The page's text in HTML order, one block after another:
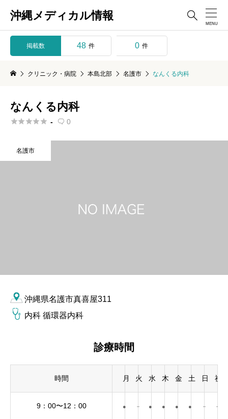
沖縄メディカル情報 
掲載数 48 件 0 件
クリニック・病院 本島北部 名護市 なんくる内科
なんくる内科
 -  0
名護市
沖縄県名護市真喜屋311
内科 循環器内科
診療時間
時間 月 火 水 木 金 土 日 祝
9：00〜12：00 ● － ● ● ● ● － －